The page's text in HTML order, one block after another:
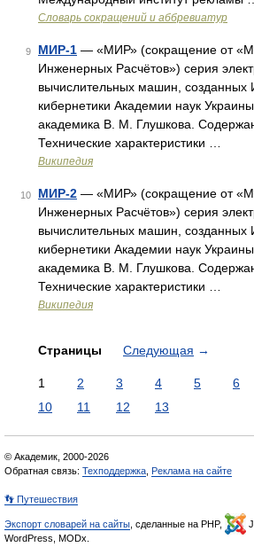
Словарь сокращений и аббревиатур
9 МИР-1 — «МИР» (сокращение от
Инженерных Расчётов») серия
вычислительных машин, созданных
кибернетики Академии наук
академика В. М. Глушкова.
Технические характеристики …
Википедия
10 МИР-2 — «МИР» (сокращение от
Инженерных Расчётов») серия
вычислительных машин, созданных
кибернетики Академии наук
академика В. М. Глушкова.
Технические характеристики …
Википедия
Страницы Следующая →
1 2 3 4 5 6
10
11 12 13
© Академик, 2000-2026
Обратная связь: Техподдержка Реклама на сайте
👣 Путешествия
Экспорт словарей на сайты , сделанные на PHP,
WordPress, MODx.